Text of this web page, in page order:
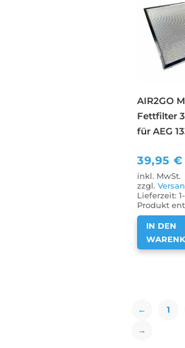
AIR2GO
Fettfilter
für AEG
39,95 €
inkl. MwSt.
zzgl.
Lieferzeit:
Produkt
IN DEN
← 1
→